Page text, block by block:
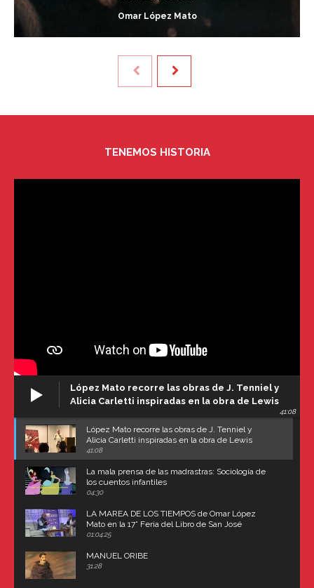
Omar López Mato
TENEMOS HISTORIA
López Mato recorre las obras de J. Tenniel y
Alicia Carletti inspiradas en la obra de Lewis
41:08
López Mato recorre las obras de J. Tenniel y
Alicia Carletti inspiradas en la obra de Lewis
Carroll
41:08
La mala prensa de las madrastras: Sociología de
los cuentos infantiles
04:30
LA MAREA DE LOS TIEMPOS de Omar López
Mato en la 17° Feria del Libro de San José
(Uruguay)
01:04:25
MANUEL ORIBE
31:28